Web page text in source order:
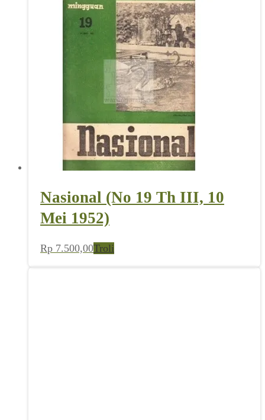
Nasional (No 19 Th III, 10
Mei 1952)
Rp 7.500,00Troli